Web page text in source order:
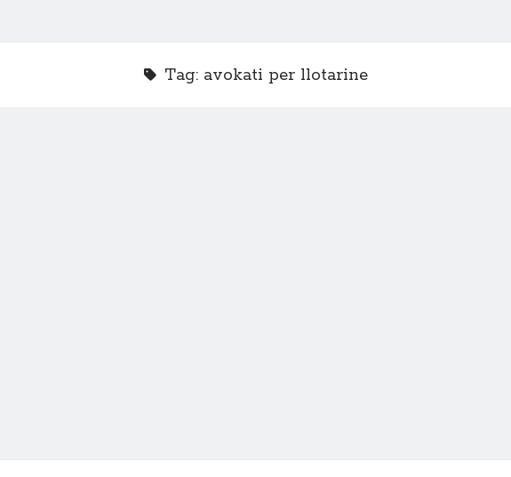
Tag: avokati per llotarine